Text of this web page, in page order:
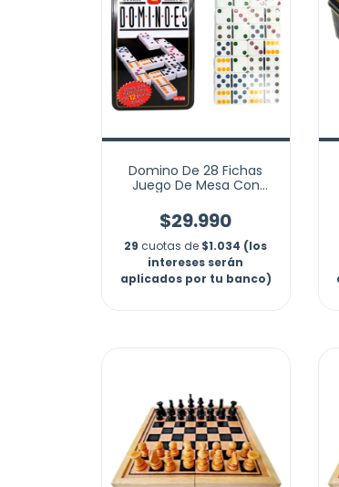
Domino De 28 Fichas
Juego De Mesa Con
$29.990
29 cuotas de $1.034 (los
intereses serán
aplicados por tu banco)